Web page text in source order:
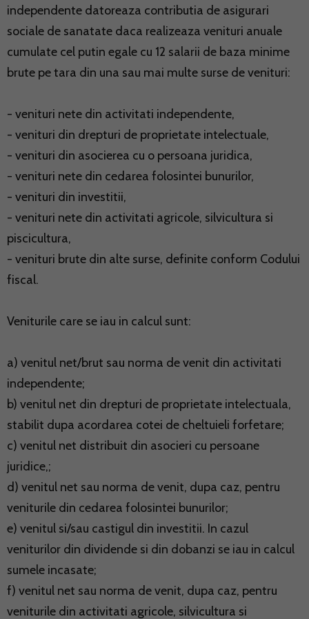
independente datoreaza contributia de asigurari
sociale de sanatate daca realizeaza venituri anuale
cumulate cel putin egale cu 12 salarii de baza minime
brute pe tara din una sau mai multe surse de venituri:
- venituri nete din activitati independente,
- venituri din drepturi de proprietate intelectuale,
- venituri din asocierea cu o persoana juridica,
- venituri nete din cedarea folosintei bunurilor,
- venituri din investitii,
- venituri nete din activitati agricole, silvicultura si
piscicultura,
- venituri brute din alte surse, definite conform Codului
fiscal.
Veniturile care se iau in calcul sunt:
a) venitul net/brut sau norma de venit din activitati
independente;
b) venitul net din drepturi de proprietate intelectuala,
stabilit dupa acordarea cotei de cheltuieli forfetare;
c) venitul net distribuit din asocieri cu persoane
juridice,;
d) venitul net sau norma de venit, dupa caz, pentru
veniturile din cedarea folosintei bunurilor;
e) venitul si/sau castigul din investitii. In cazul
veniturilor din dividende si din dobanzi se iau in calcul
sumele incasate;
f) venitul net sau norma de venit, dupa caz, pentru
veniturile din activitati agricole, silvicultura si